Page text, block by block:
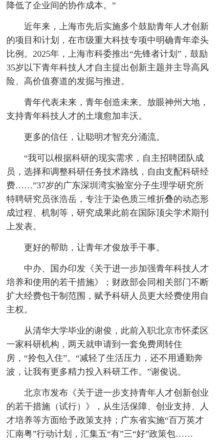
降低了企业间的协作成本。”
近年来，上海市先后实施多个鼓励青年人才创新
的项目和计划，在市级重大科技专项中明确青年牵头
比例。2025年，上海市科委推出“先锋者计划”，鼓励
35岁以下青年科技人才自主提出创新主题并主导高风
险、高价值赛道的发掘与推进。
青年代表未来，青年创造未来。放眼神州大地，
支持青年科技人才的土壤愈加丰沃。
更多的信任，让聪明才智充分涌流。
“我可以根据科研的现实需求，自主招聘团队成
员，选择和调整科研任务技术路线，自由支配科研经
费……”37岁的广东深圳湾实验室分子生理学研究所
特聘研究员张浩岳，专注于染色质三维折叠的动态形
成过程、机制等，研究成果此前在国际顶尖学术期刊
上发表。
更好的帮助，让青年才俊放手干事。
中办、国办印发《关于进一步加强青年科技人才
培养和使用的若干措施》；财政部会同相关部门不断
扩大经费包干制范围，赋予科研人员更大经费使用自
主权。
从清华大学毕业的谢俊，此前入职北京市怀柔区
一家科研机构，两天就申请到一套免费周转住
房，“拎包入住”。“减轻了生活压力，还不用通勤奔
波，让我有更多精力投入科研工作。”谢俊说。
北京市发布《关于进一步支持青年人才创新创业
的若干措施（试行）》，从生活保障、创业支持、人
才培养等方面给予政策支持；广东省实施“百万英才
汇南粤”行动计划，汇集五“有”三“好”政策包……